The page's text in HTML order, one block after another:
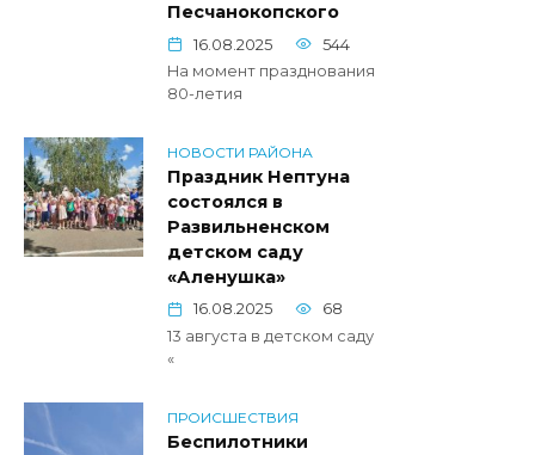
Песчанокопского
16.08.2025
544
На момент празднования
80-летия
НОВОСТИ РАЙОНА
Праздник Нептуна
состоялся в
Развильненском
детском саду
«Аленушка»
16.08.2025
68
13 августа в детском саду
«
ПРОИСШЕСТВИЯ
Беспилотники